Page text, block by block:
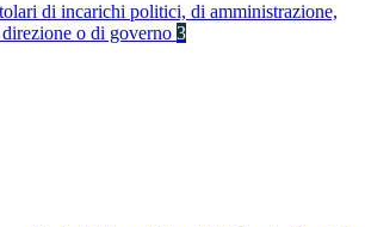
di incarichi politici, di amministrazione,
o di governo 3